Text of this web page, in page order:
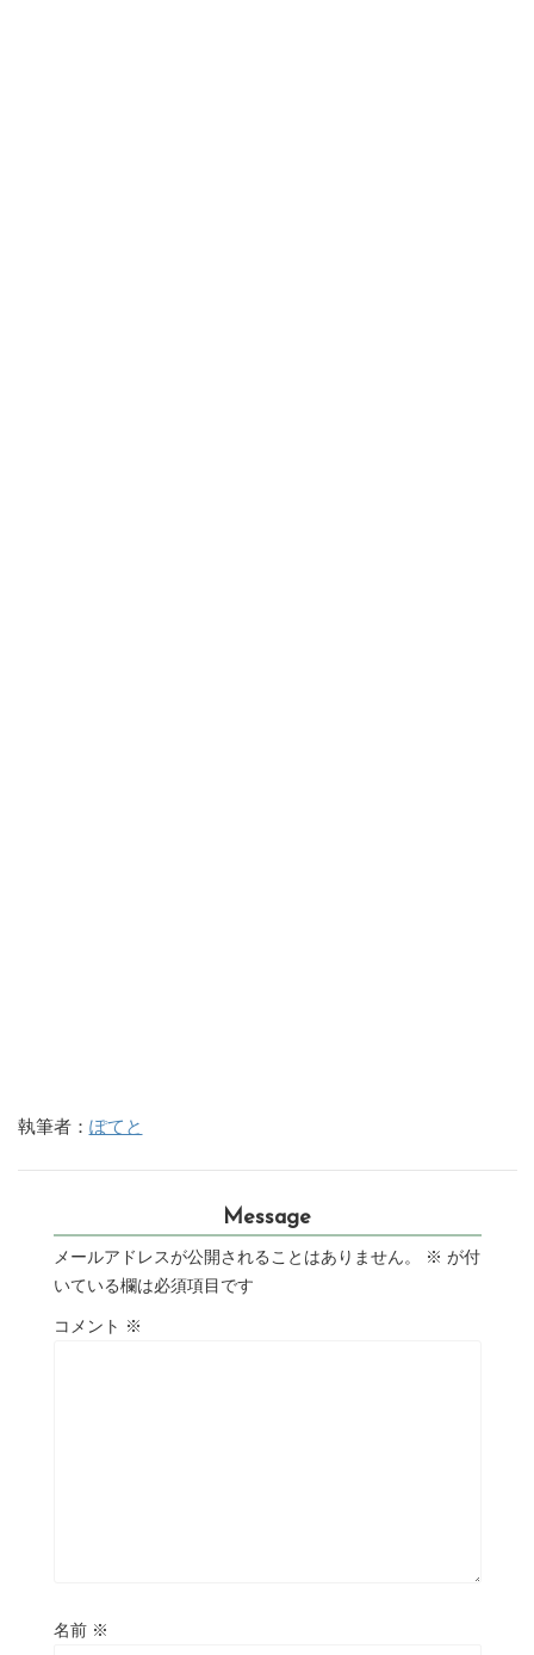
執筆者： ぽてと
Message
メールアドレスが公開されることはありません。 ※ が付
いている欄は必須項目です
コメント ※
名前 ※